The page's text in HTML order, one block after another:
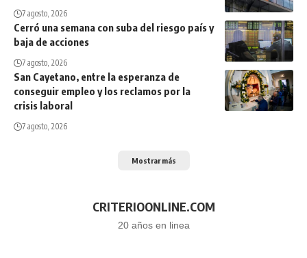
7 agosto, 2026
Cerró una semana con suba del riesgo país y
baja de acciones
7 agosto, 2026
San Cayetano, entre la esperanza de
conseguir empleo y los reclamos por la
crisis laboral
7 agosto, 2026
Mostrar más
CRITERIOONLINE.COM
20 años en linea